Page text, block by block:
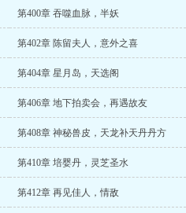
第400章 吞噬血脉，半妖
第402章 陈留夫人，意外之喜
第404章 星月岛，天选阁
第406章 地下拍卖会，再遇故友
第408章 神秘兽皮，天龙补天丹丹方
第410章 培婴丹，灵芝圣水
第412章 再见佳人，情敌